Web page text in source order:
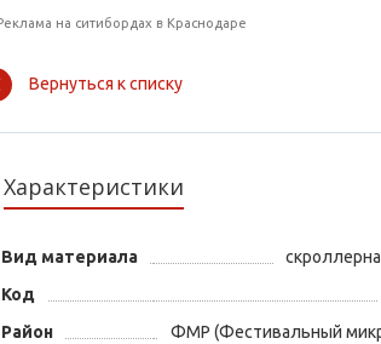
на ситибордах в Краснодаре
Вернуться к списку
Характеристики
Вид материала
Код
Район
ФМР (Фестивальный